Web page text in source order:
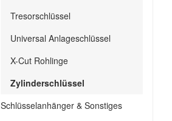
Tresorschlüssel
Universal Anlageschlüssel
X-Cut Rohlinge
Zylinderschlüssel
Schlüsselanhänger & Sonstiges